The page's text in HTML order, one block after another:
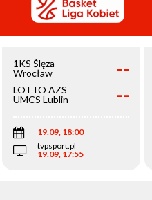
1KS Ślęza
Wrocław
--
LOTTO AZS
UMCS Lublin
--
19.09, 18:00
tvpsport.pl
19.09, 17:55